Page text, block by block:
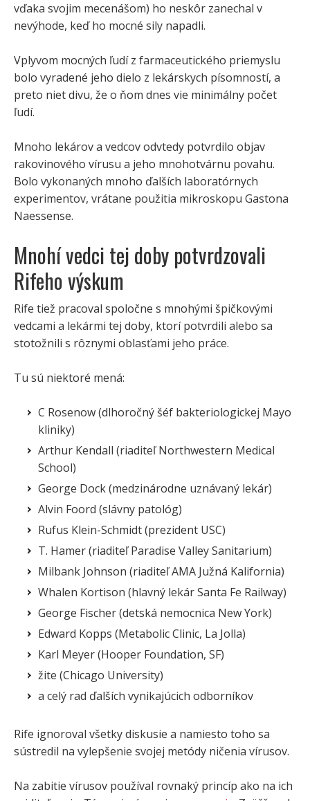
vďaka svojim mecenášom) ho neskôr zanechal v
nevýhode, keď ho mocné sily napadli.
Vplyvom mocných ľudí z farmaceutického priemyslu
bolo vyradené jeho dielo z lekárskych písomností, a
preto niet divu, že o ňom dnes vie minimálny počet
ľudí.
Mnoho lekárov a vedcov odvtedy potvrdilo objav
rakovinového vírusu a jeho mnohotvárnu povahu.
Bolo vykonaných mnoho ďalších laboratórnych
experimentov, vrátane použitia mikroskopu Gastona
Naessense.
Mnohí vedci tej doby potvrdzovali
Rifeho výskum
Rife tiež pracoval spoločne s mnohými špičkovými
vedcami a lekármi tej doby, ktorí potvrdili alebo sa
stotožnili s rôznymi oblasťami jeho práce.
Tu sú niektoré mená:
C Rosenow (dlhoročný šéf bakteriologickej Mayo
kliniky)
Arthur Kendall (riaditeľ Northwestern Medical
School)
George Dock (medzinárodne uznávaný lekár)
Alvin Foord (slávny patológ)
Rufus Klein-Schmidt (prezident USC)
T. Hamer (riaditeľ Paradise Valley Sanitarium)
Milbank Johnson (riaditeľ AMA Južná Kalifornia)
Whalen Kortison (hlavný lekár Santa Fe Railway)
George Fischer (detská nemocnica New York)
Edward Kopps (Metabolic Clinic, La Jolla)
Karl Meyer (Hooper Foundation, SF)
žite (Chicago University)
a celý rad ďalších vynikajúcich odborníkov
Rife ignoroval všetky diskusie a namiesto toho sa
sústredil na vylepšenie svojej metódy ničenia vírusov.
Na zabitie vírusov používal rovnaký princíp ako na ich